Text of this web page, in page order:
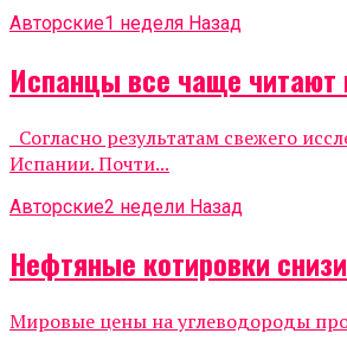
Авторские1 неделя Назад
Испанцы все чаще читают
Согласно результатам свежего
Испании. Почти...
Авторские2 недели Назад
Нефтяные котировки
Мировые цены на углеводороды